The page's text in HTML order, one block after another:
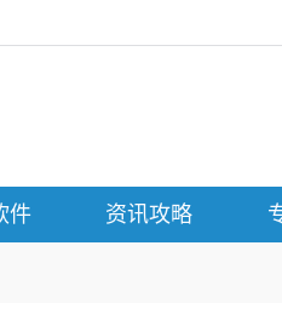
件 资讯攻略